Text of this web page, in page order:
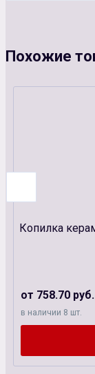
Похожие
Копилка
от 758.70 руб.
в наличии 8 шт.